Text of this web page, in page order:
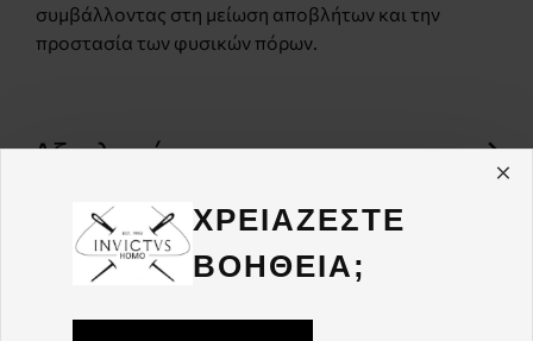
ΧΡΕΙΑΖΕΣΤΕ
ΒΟΗΘΕΙΑ;
συμβάλλοντας στη μείωση αποβλήτων και την
προστασία των φυσικών πόρων.
Αξιολογήσεις
Χαρακτηριστικά